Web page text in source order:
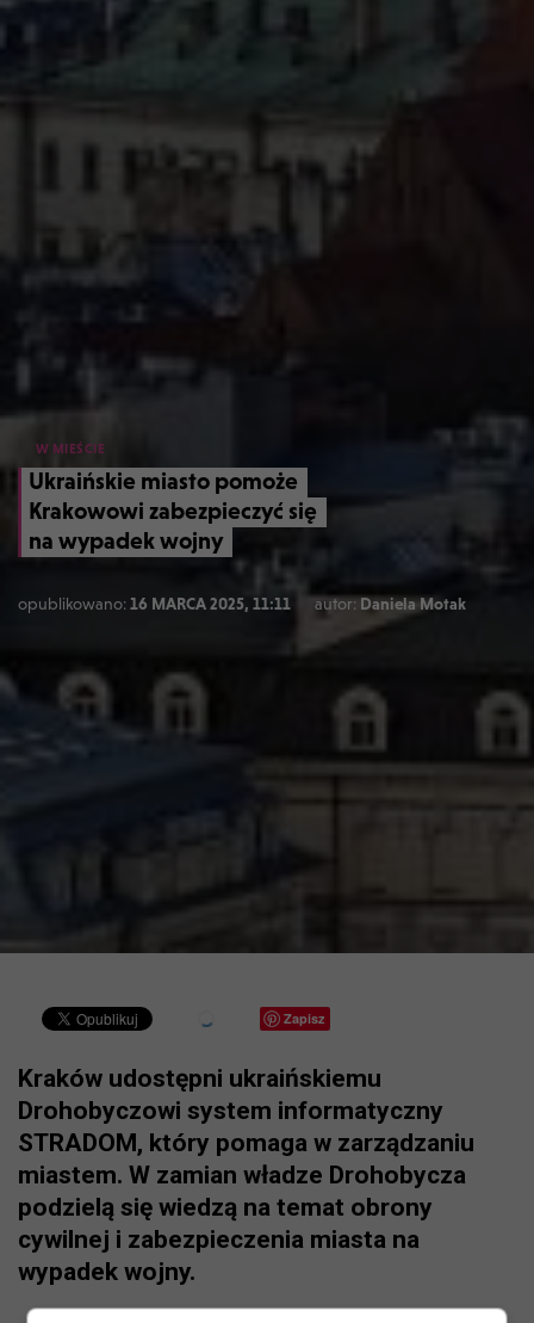
W MIEŚCIE
Ukraińskie miasto pomoże
Krakowowi zabezpieczyć się
na wypadek wojny
opublikowano:16 MARCA 2025, 11:11 autor: Daniela Motak
Zapisz
Kraków udostępni ukraińskiemu
Drohobyczowi system informatyczny
STRADOM, który pomaga w zarządzaniu
miastem. W zamian władze Drohobycza
podzielą się wiedzą na temat obrony
cywilnej i zabezpieczenia miasta na
wypadek wojny.